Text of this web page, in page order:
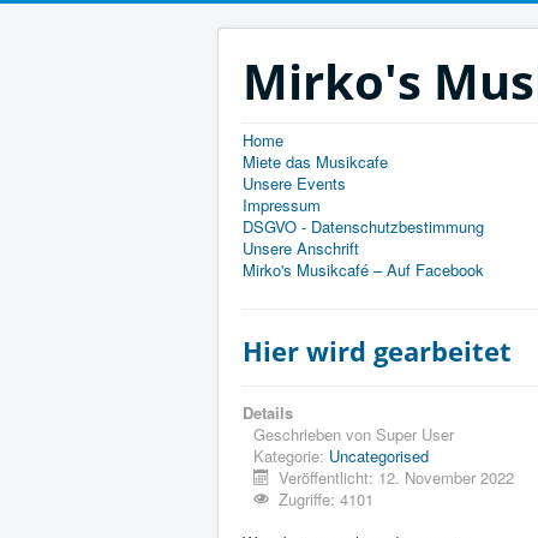
Mirko's
Home
Miete das Musikcafe
Unsere Events
Impressum
DSGVO - Datenschutzbestimmung
Unsere Anschrift
Mirko's Musikcafé – Auf Facebook
Hier wird gearbeitet
Details
Geschrieben von Super User
Kategorie: Uncategorised
Veröffentlicht: 12. November 2022
Zugriffe: 4101